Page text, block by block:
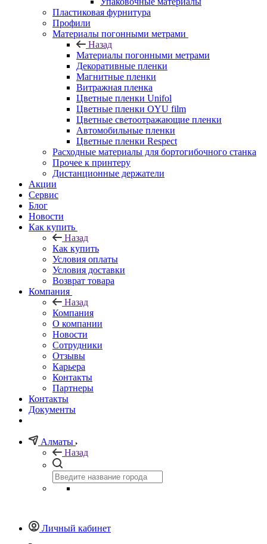
Пластиковая фурнитура
Профили
Материалы погонными метрами
Назад
Материалы погонными метрами
Декоративные пленки
Магнитные пленки
Витражная пленка
Цветные пленки Unifol
Цветные пленки OYU film
Цветные светоотражающие пленки
Автомобильные пленки
Цветные пленки Respect
Расходные материалы для бортогибочного станка
Прочее к принтеру
Дистанционные держатели
Акции
Сервис
Блог
Новости
Как купить
Назад
Как купить
Условия оплаты
Условия доставки
Возврат товара
Компания
Назад
Компания
О компании
Новости
Сотрудники
Отзывы
Карьера
Контакты
Партнеры
Контакты
Документы
Алматы
Назад
Личный кабинет